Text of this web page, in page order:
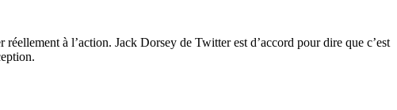
à l’action. Jack Dorsey de Twitter est d’accord pour dire que c’est